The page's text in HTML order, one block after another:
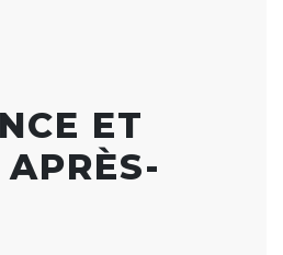
ET